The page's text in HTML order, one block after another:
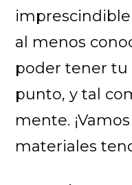
al menos
poder tener tu
punto, y tal
mente.
materiales